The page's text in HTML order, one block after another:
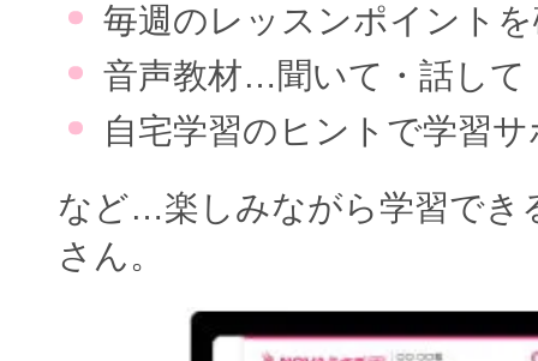
毎週のレッスンポイント
音声教材…聞いて・話して
自宅学習のヒントで学習
など…楽しみながら学習でき
さん。